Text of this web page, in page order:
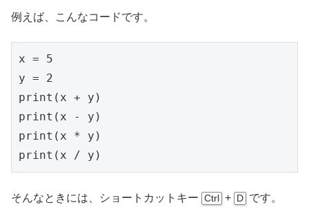
例えば、こんなコードです。
x = 5
y = 2
print(x + y)
print(x - y)
print(x * y)
そんなときには、ショートカットキー Ctrl + D です。